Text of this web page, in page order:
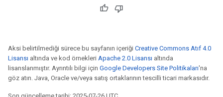
Aksi belirtilmediği sürece bu sayfanın içeriği Creative Commons Atıf 4.0
Lisansı altında ve kod örnekleri Apache 2.0 Lisansı altında
lisanslanmıştır. Ayrıntılı bilgi için Google Developers Site Politikaları'na
göz atın. Java, Oracle ve/veya satış ortaklarının tescilli ticari markasıdır.